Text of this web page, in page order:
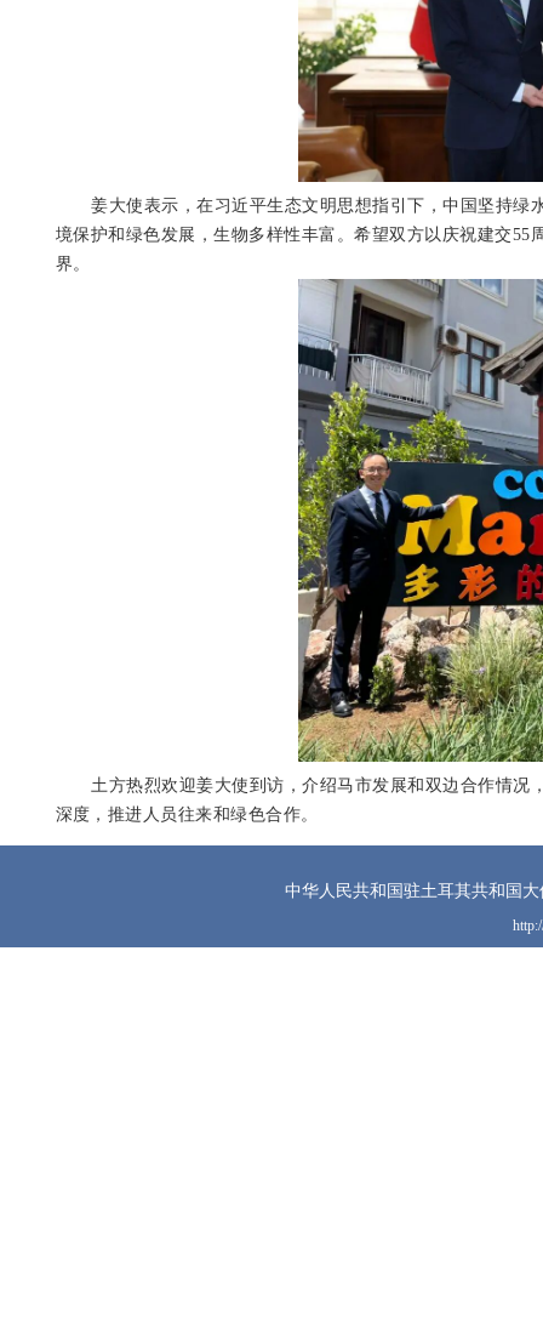
姜大使表示，在习近平生态文明思想指引下，中国坚持绿
境保护和绿色发展，生物多样性丰富。希望双方以庆祝建交55
界。
土方热烈欢迎姜大使到访，介绍马市发展和双边合作情况
深度，推进人员往来和绿色合作。
中华人民共和国驻土耳其共和国大